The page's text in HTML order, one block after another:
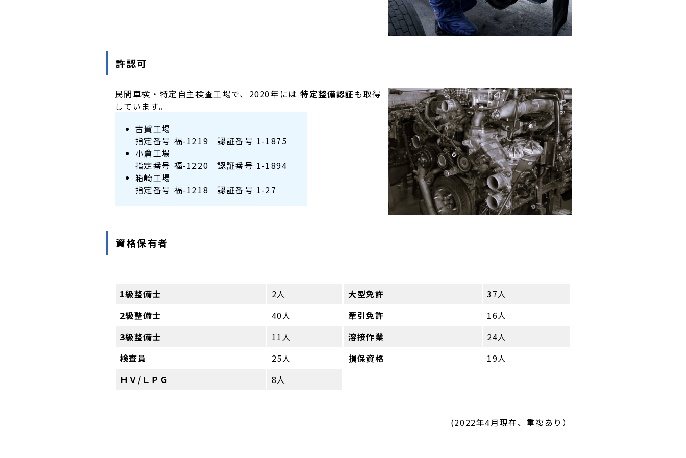
許認可
民間車検・特定自主検査工場で、2020年には特定整備認証も取得
しています。
古賀工場
指定番号 福-1219 認証番号 1-1875
小倉工場
指定番号 福-1220 認証番号 1-1894
箱崎工場
指定番号 福-1218 認証番号 1-27
資格保有者
1級整備士
2人
2級整備士
40人
3級整備士
11人
検査員
25人
ＨＶ/ＬＰＧ
8人
大型免許
37人
牽引免許
16人
溶接作業
24人
損保資格
19人
(2022年4月現在、重複あり）